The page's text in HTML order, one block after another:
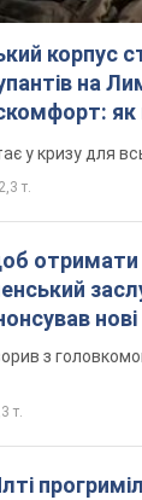
корпус
на
як
у кризу для
т.
отримати
з
т.